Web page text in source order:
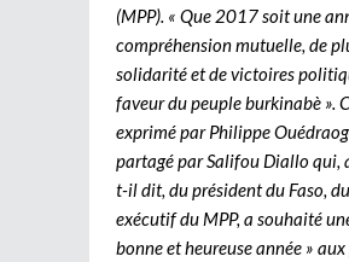
(MPP). « Que 2017 soit une
compréhension mutuelle, de
solidarité et de victoires
faveur du peuple burkinabè ».
exprimé par Philippe
partagé par Salifou Diallo qui,
t-il dit, du président du Faso,
exécutif du MPP, a souhaité
bonne et heureuse année »